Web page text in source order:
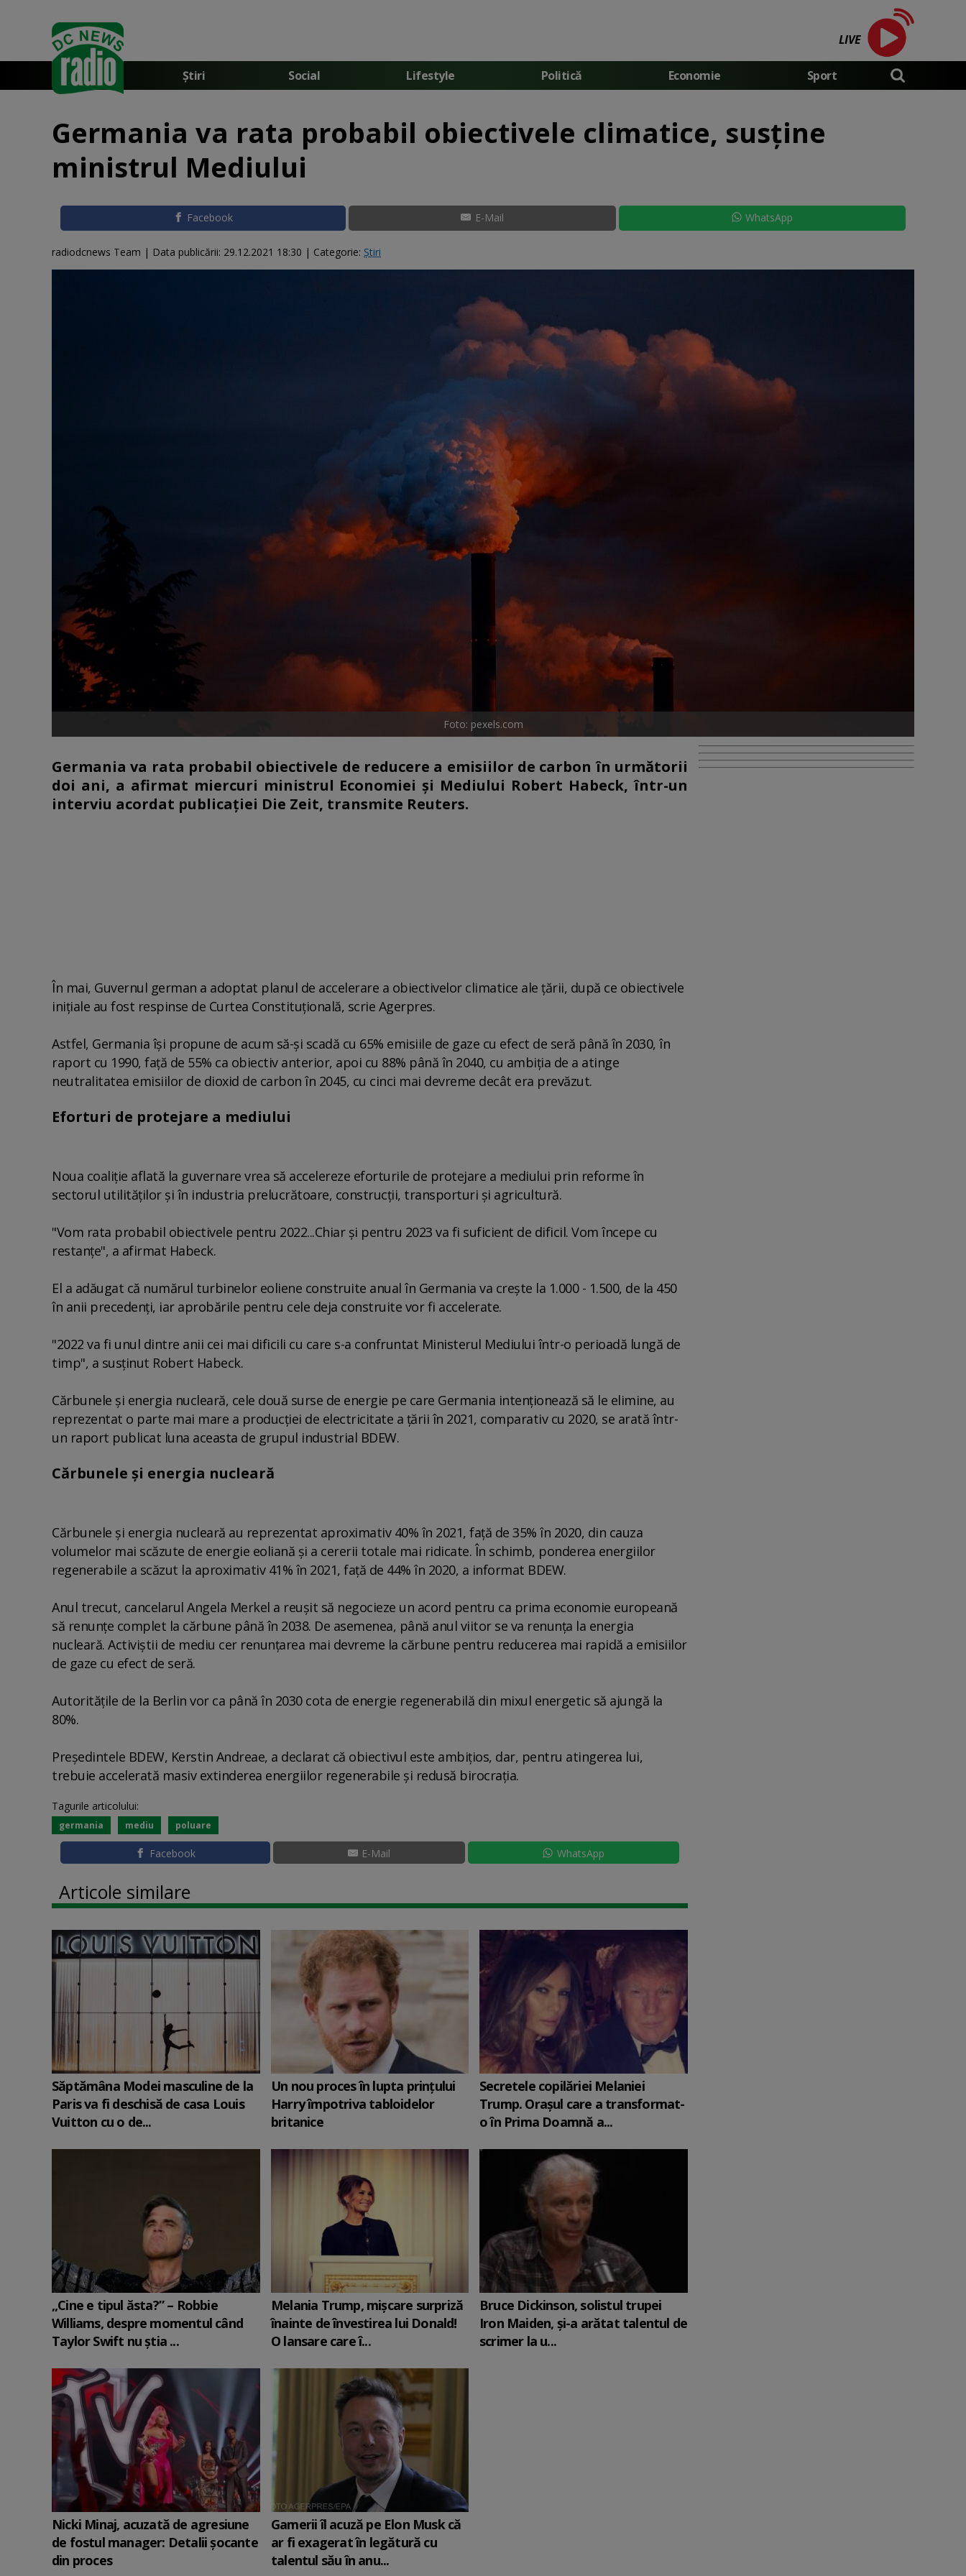
LIVE
Știri Social Lifestyle Politică Economie Sport
Germania va rata probabil obiectivele climatice, susține
ministrul Mediului
Facebook E-Mail WhatsApp
radiodcnews Team | Data publicării: 29.12.2021 18:30 | Categorie: Știri
Foto: pexels.com
Germania va rata probabil obiectivele de reducere a emisiilor de carbon în următorii
doi ani, a afirmat miercuri ministrul Economiei şi Mediului Robert Habeck, într-un
interviu acordat publicaţiei Die Zeit, transmite Reuters.
În mai, Guvernul german a adoptat planul de accelerare a obiectivelor climatice ale ţării, după ce obiectivele
iniţiale au fost respinse de Curtea Constituţională, scrie Agerpres.
Astfel, Germania îşi propune de acum să-şi scadă cu 65% emisiile de gaze cu efect de seră până în 2030, în
raport cu 1990, faţă de 55% ca obiectiv anterior, apoi cu 88% până în 2040, cu ambiţia de a atinge
neutralitatea emisiilor de dioxid de carbon în 2045, cu cinci mai devreme decât era prevăzut.
Eforturi de protejare a mediului
Noua coaliţie aflată la guvernare vrea să accelereze eforturile de protejare a mediului prin reforme în
sectorul utilităţilor şi în industria prelucrătoare, construcţii, transporturi şi agricultură.
"Vom rata probabil obiectivele pentru 2022...Chiar şi pentru 2023 va fi suficient de dificil. Vom începe cu
restanţe", a afirmat Habeck.
El a adăugat că numărul turbinelor eoliene construite anual în Germania va creşte la 1.000 - 1.500, de la 450
în anii precedenţi, iar aprobările pentru cele deja construite vor fi accelerate.
"2022 va fi unul dintre anii cei mai dificili cu care s-a confruntat Ministerul Mediului într-o perioadă lungă de
timp", a susţinut Robert Habeck.
Cărbunele şi energia nucleară, cele două surse de energie pe care Germania intenţionează să le elimine, au
reprezentat o parte mai mare a producţiei de electricitate a ţării în 2021, comparativ cu 2020, se arată într-
un raport publicat luna aceasta de grupul industrial BDEW.
Cărbunele şi energia nucleară
Cărbunele şi energia nucleară au reprezentat aproximativ 40% în 2021, faţă de 35% în 2020, din cauza
volumelor mai scăzute de energie eoliană şi a cererii totale mai ridicate. În schimb, ponderea energiilor
regenerabile a scăzut la aproximativ 41% în 2021, faţă de 44% în 2020, a informat BDEW.
Anul trecut, cancelarul Angela Merkel a reuşit să negocieze un acord pentru ca prima economie europeană
să renunţe complet la cărbune până în 2038. De asemenea, până anul viitor se va renunţa la energia
nucleară. Activiştii de mediu cer renunţarea mai devreme la cărbune pentru reducerea mai rapidă a emisiilor
de gaze cu efect de seră.
Autorităţile de la Berlin vor ca până în 2030 cota de energie regenerabilă din mixul energetic să ajungă la
80%.
Preşedintele BDEW, Kerstin Andreae, a declarat că obiectivul este ambiţios, dar, pentru atingerea lui,
trebuie accelerată masiv extinderea energiilor regenerabile şi redusă birocraţia.
Tagurile articolului:
germania mediu poluare
Facebook E-Mail WhatsApp
Articole similare
Săptămâna Modei masculine de la
Paris va fi deschisă de casa Louis
Vuitton cu o de...
Un nou proces în lupta prinţului
Harry împotriva tabloidelor
britanice
Secretele copilăriei Melaniei
Trump. Orașul care a transformat-
o în Prima Doamnă a...
„Cine e tipul ăsta?” – Robbie
Williams, despre momentul când
Taylor Swift nu știa ...
Melania Trump, mișcare surpriză
înainte de învestirea lui Donald!
O lansare care î...
Bruce Dickinson, solistul trupei
Iron Maiden, şi-a arătat talentul de
scrimer la u...
Nicki Minaj, acuzată de agresiune
de fostul manager: Detalii șocante
din proces
Gamerii îl acuză pe Elon Musk că
ar fi exagerat în legătură cu
talentul său în anu...